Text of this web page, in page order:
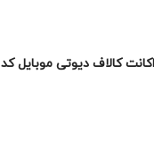
دیوتی موبایل کد 1326”